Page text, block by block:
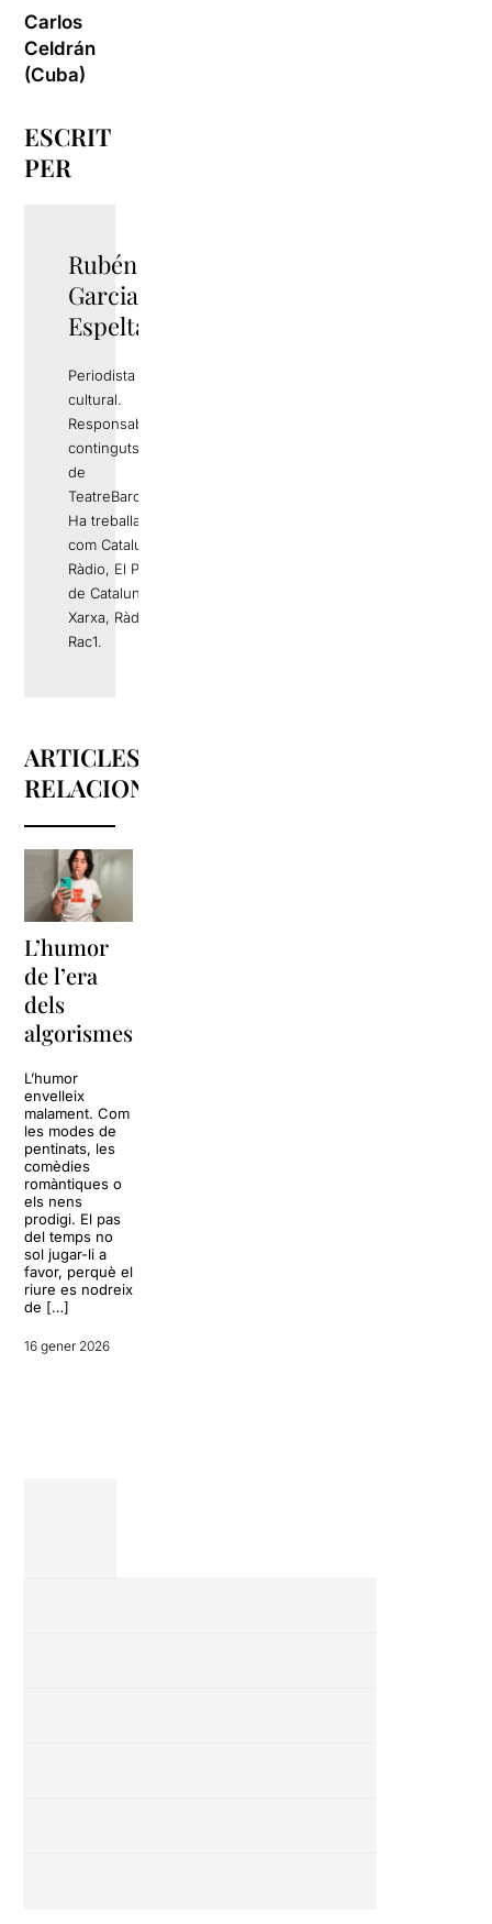
Carlos
Celdrán
(Cuba)
ESCRIT
PER
Rubén
Garcia
Espelta
Periodista i gestor
cultural.
Responsable de
continguts editorials
de
TeatreBarcelona.com
Ha treballat a mitjans
com Catalunya
Ràdio, El Periódico
de Catalunya, La
Xarxa, Ràdio 4 o
Rac1.
ARTICLES
RELACIONATS
L’humor
de l’era
dels
algorismes
L’humor
envelleix
malament. Com
les modes de
pentinats, les
comèdies
romàntiques o
els nens
prodigi. El pas
del temps no
sol jugar-li a
favor, perquè el
riure es nodreix
de […]
16 gener 2026